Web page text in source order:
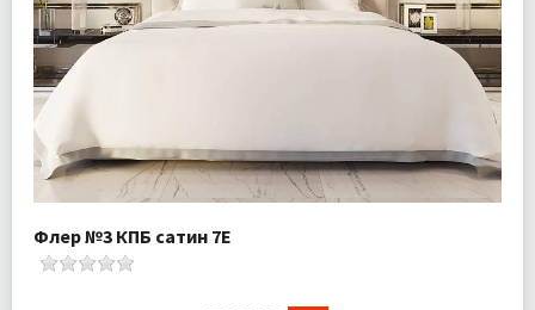
Флер №3 КПБ сатин 7Е